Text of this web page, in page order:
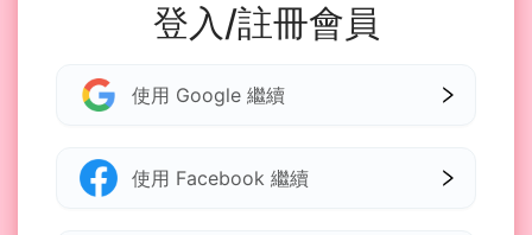
登入/註冊會員
使用 Google 繼續
使用 Facebook 繼續